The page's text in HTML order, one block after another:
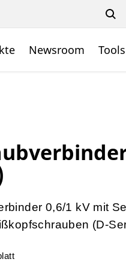
Newsroom
0,6/1 kV mit
(D-